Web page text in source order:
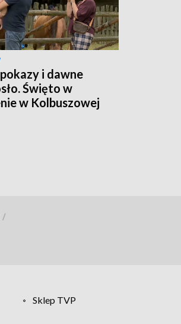
i dawne
Święto w
w Kolbuszowej
/
Sklep TVP